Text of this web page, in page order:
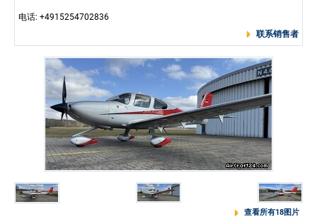
电话: +4915254702836
联系销售者
查看所有18图片